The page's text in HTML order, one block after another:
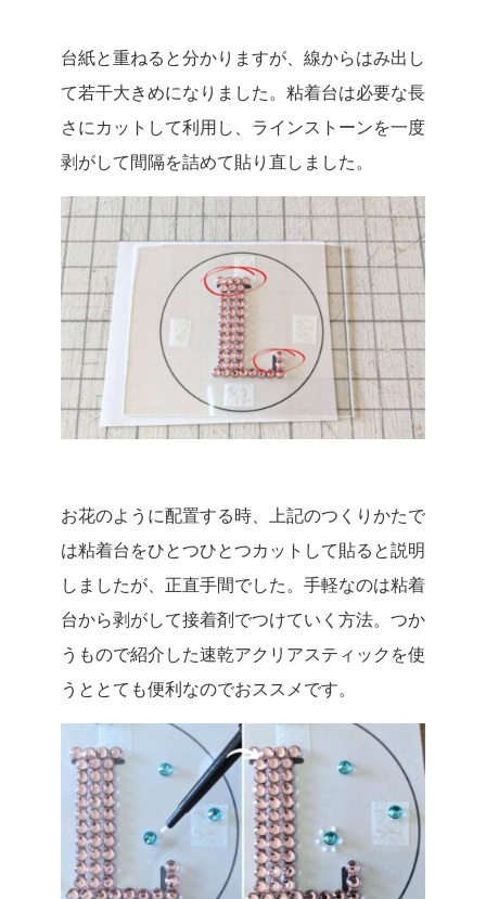
台紙と重ねると分かりますが、線からはみ出し
て若干大きめになりました。粘着台は必要な長
さにカットして利用し、ラインストーンを一度
剥がして間隔を詰めて貼り直しました。
お花のように配置する時、上記のつくりかたで
は粘着台をひとつひとつカットして貼ると説明
しましたが、正直手間でした。手軽なのは粘着
台から剥がして接着剤でつけていく方法。つか
うもので紹介した速乾アクリアスティックを使
うととても便利なのでおススメです。